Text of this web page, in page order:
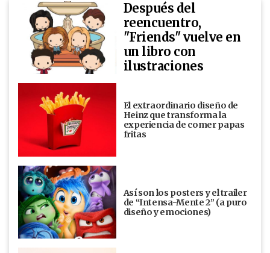
Después del
reencuentro,
"Friends" vuelve en
un libro con
ilustraciones
El extraordinario diseño de
Heinz que transforma la
experiencia de comer papas
fritas
Así son los posters y el trailer
de “Intensa-Mente 2” (a puro
diseño y emociones)